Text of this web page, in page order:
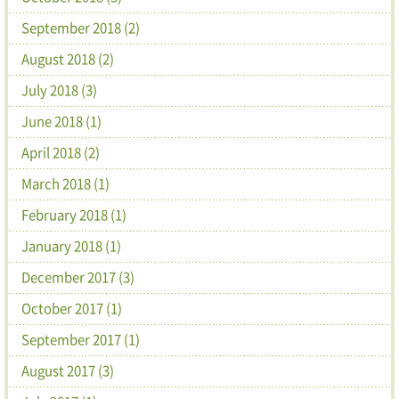
September 2018 (2)
August 2018 (2)
July 2018 (3)
June 2018 (1)
April 2018 (2)
March 2018 (1)
February 2018 (1)
January 2018 (1)
December 2017 (3)
October 2017 (1)
September 2017 (1)
August 2017 (3)